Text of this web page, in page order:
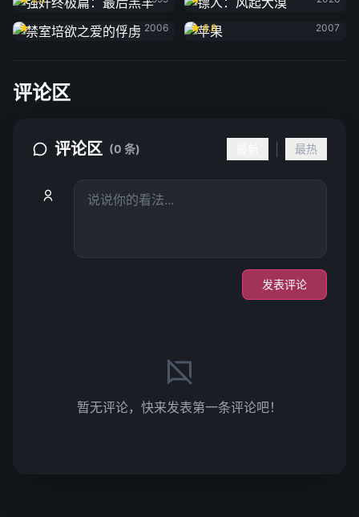
禁室培欲之爱的俘虏
2006
苹果
6.8
2007
评论区
评论区 (0 条) 最热
发表评论
暂无评论，快来发表第一条评论吧！